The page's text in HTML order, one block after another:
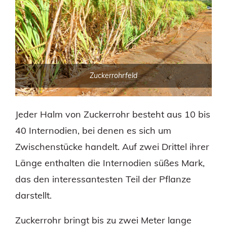
Zuckerrohrfeld
Jeder Halm von Zuckerrohr besteht aus 10 bis
40 Internodien, bei denen es sich um
Zwischenstücke handelt. Auf zwei Drittel ihrer
Länge enthalten die Internodien süßes Mark,
das den interessantesten Teil der Pflanze
darstellt.
Zuckerrohr bringt bis zu zwei Meter lange